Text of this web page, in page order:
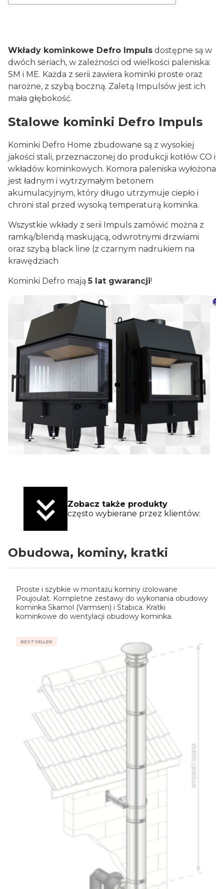
Wkłady kominkowe Defro Impuls dostępne są w
dwóch seriach, w zależności od wielkości paleniska:
SM i ME. Każda z serii zawiera kominki proste oraz
narożne, z szybą boczną. Zaletą Impulsów jest ich
mała głębokość.
Stalowe kominki Defro Impuls
Kominki Defro Home zbudowane są z wysokiej
jakości stali, przeznaczonej do produkcji kotłów CO i
wkładów kominkowych. Komora paleniska wyłożona
jest ładnym i wytrzymałym betonem
akumulacyjnym, który długo utrzymuje ciepło i
chroni stal przed wysoką temperaturą kominka.
Wszystkie wkłady z serii Impuls zamówić można z
ramką/blendą maskującą, odwrotnymi drzwiami
oraz szybą black line (z czarnym nadrukiem na
krawędziach
Kominki Defro mają5 lat gwarancji!
Zobacz także produkty
często wybierane przez klientów:
Obudowa, kominy, kratki
Proste i szybkie w montażu kominy izolowane
Poujoulat. Kompletne zestawy do wykonania obudowy
kominka Skamol (Varmsen) i Stabica. Kratki
kominkowe do wentylacji obudowy kominka.
BESTSELLER